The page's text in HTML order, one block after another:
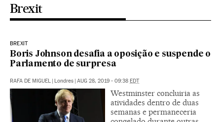
Brexit
BREXIT
Boris Johnson desafia a oposição e suspende o
Parlamento de surpresa
RAFA DE MIGUEL | Londres | AUG 28, 2019 - 09:38 EDT
Westminster concluiria as
atividades dentro de duas
semanas e permaneceria